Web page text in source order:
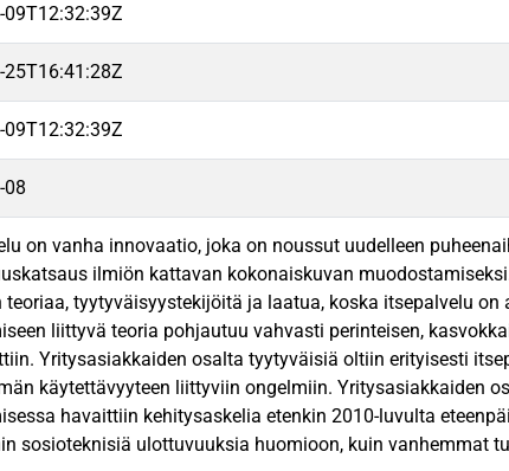
09T12:32:39Z
25T16:41:28Z
09T12:32:39Z
08
on vanha innovaatio, joka on noussut uudelleen
ilmiön kattavan kokonaiskuvan
teoriaa, tyytyväisyystekijöitä ja laatua, koska itsepalvelu
liittyvä teoria pohjautuu vahvasti perinteisen,
Yritysasiakkaiden osalta tyytyväisiä oltiin erityisesti
käytettävyyteen liittyviin ongelmiin. Yritysasiakkaiden
havaittiin kehitysaskelia etenkin 2010-luvulta
sosioteknisiä ulottuvuuksia huomioon, kuin vanhemmat